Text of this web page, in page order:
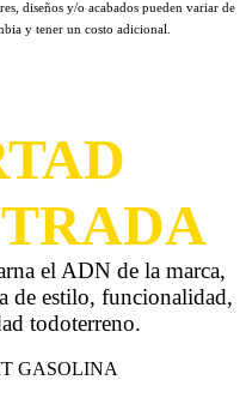
diseños y/o acabados pueden variar de
y tener un costo adicional.
el ADN de la marca,
de estilo, funcionalidad,
todoterreno.
GASOLINA